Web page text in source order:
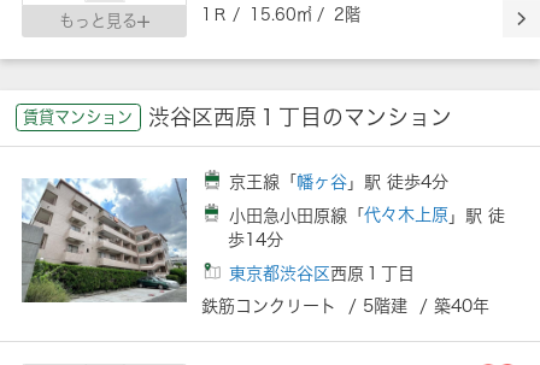
もっと見る
1Ｒ / 15.60㎡ / 2階
賃貸マンション 渋谷区西原１丁目のマンション
京王線「 幡ヶ谷 」駅 徒歩4分
小田急小田原線「代々木上原 」駅 徒
歩14分
東京都渋谷区 西原１丁目
鉄筋コンクリート / 5階建 / 築40年